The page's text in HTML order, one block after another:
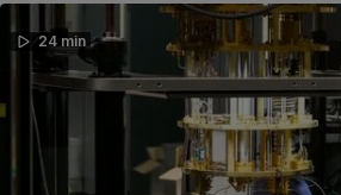
24 min